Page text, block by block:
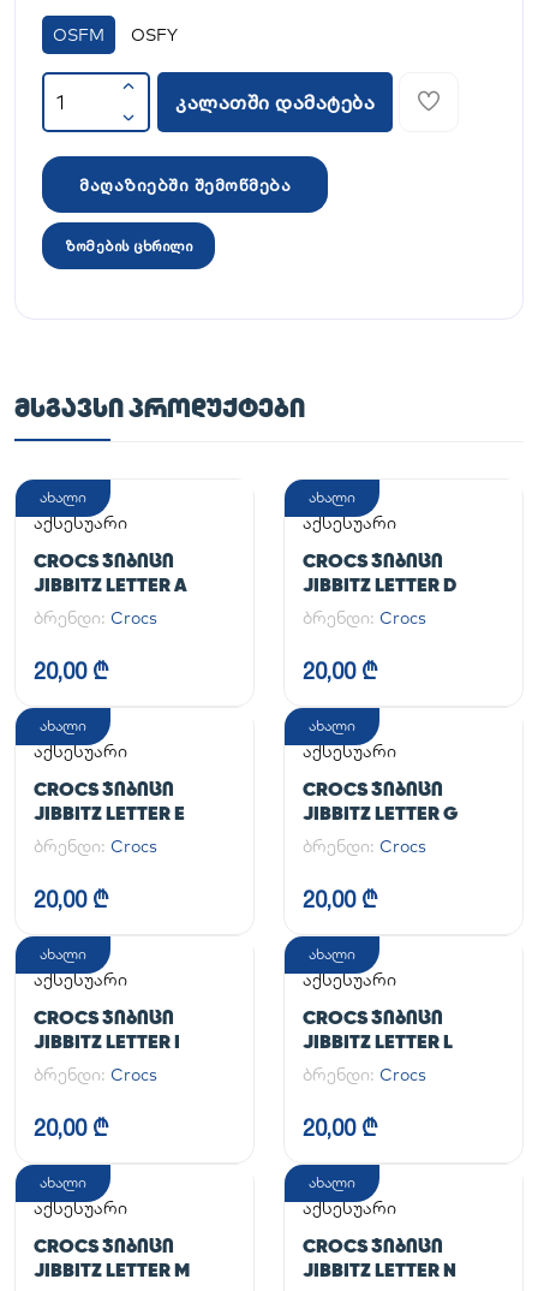
OSFM OSFY
კალათში დამატება
მაღაზიებში შემოწმება
ზომების ცხრილი
ᲛᲡᲒᲐᲕᲡᲘ ᲞᲠᲝᲓᲣᲥᲢᲔᲑᲘ
ახალი
აქსესუარი
CROCS ᲯᲘᲑᲘᲪᲘ
JIBBITZ LETTER A
ბრენდი: Crocs
20,00 ₾
ახალი
აქსესუარი
CROCS ᲯᲘᲑᲘᲪᲘ
JIBBITZ LETTER D
ბრენდი: Crocs
20,00 ₾
ახალი
აქსესუარი
CROCS ᲯᲘᲑᲘᲪᲘ
JIBBITZ LETTER E
ბრენდი: Crocs
20,00 ₾
ახალი
აქსესუარი
CROCS ᲯᲘᲑᲘᲪᲘ
JIBBITZ LETTER G
ბრენდი: Crocs
20,00 ₾
ახალი
აქსესუარი
CROCS ᲯᲘᲑᲘᲪᲘ
JIBBITZ LETTER I
ბრენდი: Crocs
20,00 ₾
ახალი
აქსესუარი
CROCS ᲯᲘᲑᲘᲪᲘ
JIBBITZ LETTER L
ბრენდი: Crocs
20,00 ₾
ახალი
აქსესუარი
CROCS ᲯᲘᲑᲘᲪᲘ
JIBBITZ LETTER M
ახალი
აქსესუარი
CROCS ᲯᲘᲑᲘᲪᲘ
JIBBITZ LETTER N